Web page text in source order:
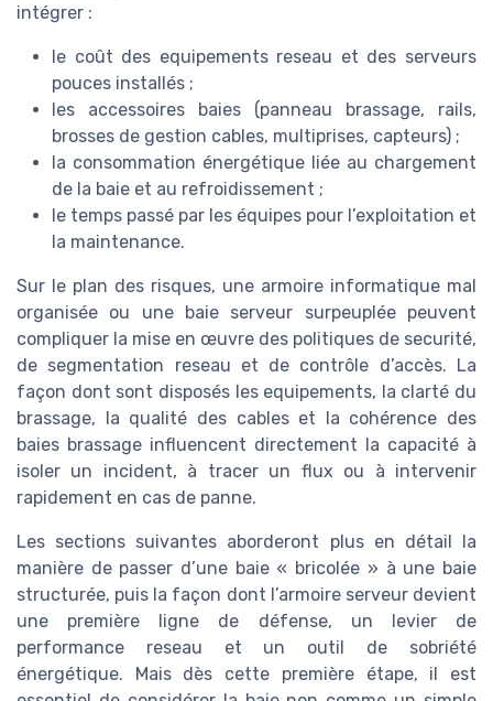
intégrer :
le coût des equipements reseau et des serveurs
pouces installés ;
les accessoires baies (panneau brassage, rails,
brosses de gestion cables, multiprises, capteurs) ;
la consommation énergétique liée au chargement
de la baie et au refroidissement ;
le temps passé par les équipes pour l’exploitation et
la maintenance.
Sur le plan des risques, une armoire informatique mal
organisée ou une baie serveur surpeuplée peuvent
compliquer la mise en œuvre des politiques de securité,
de segmentation reseau et de contrôle d’accès. La
façon dont sont disposés les equipements, la clarté du
brassage, la qualité des cables et la cohérence des
baies brassage influencent directement la capacité à
isoler un incident, à tracer un flux ou à intervenir
rapidement en cas de panne.
Les sections suivantes aborderont plus en détail la
manière de passer d’une baie « bricolée » à une baie
structurée, puis la façon dont l’armoire serveur devient
une première ligne de défense, un levier de
performance reseau et un outil de sobriété
énergétique. Mais dès cette première étape, il est